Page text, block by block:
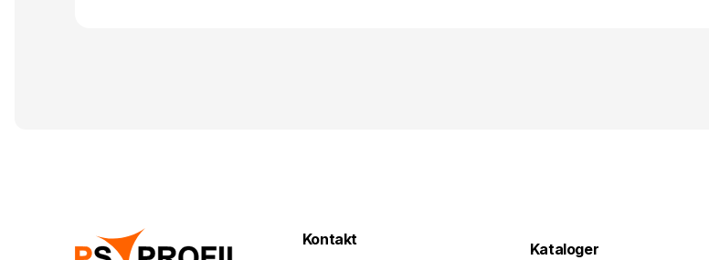
Kontakt
Kataloger